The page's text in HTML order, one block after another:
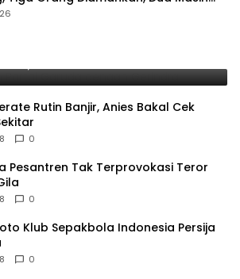
Rutin Banjir, Anies Bakal Cek
0
Pesantren Tak Terprovokasi Teror
0
Klub Sepakbola Indonesia Persija
0